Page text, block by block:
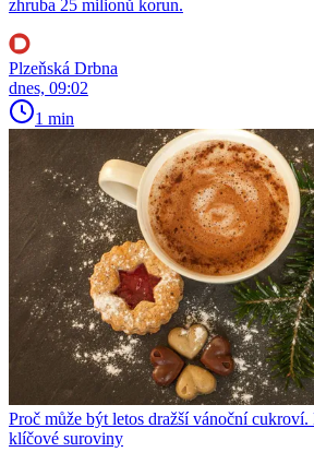
zhruba 25 milionů korun.
Plzeňská Drbna
dnes, 09:02
1 min
Proč může být letos dražší vánoční
klíčové suroviny